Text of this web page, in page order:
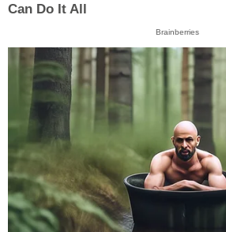
Can Do It All
Brainberries